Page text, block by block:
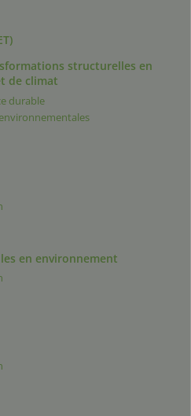
structurelles en
de climat
durable
en environnement